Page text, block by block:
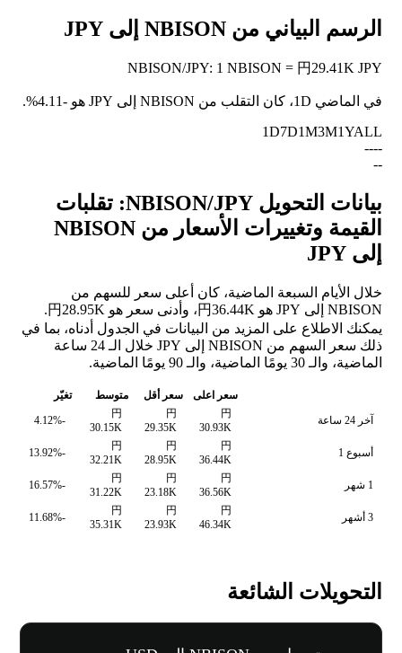
الرسم البياني من NBISON إلى JPY
NBISON/JPY: 1 NBISON = 円29.41K JPY
في الماضي 1D، كان التقلب من NBISON إلى JPY هو -4.11%
.
1D7D1M3M1YALL
--
--
--
بيانات التحويل NBISON/JPY: تقلبات
القيمة وتغييرات الأسعار من NBISON
إلى JPY
خلال الأيام السبعة الماضية، كان أعلى سعر للسهم من
NBISON إلى JPY هو 円36.44K، وأدنى سعر هو 円28.95K.
يمكنك الاطلاع على المزيد من البيانات في الجدول أدناه، بما في
ذلك سعر السهم من NBISON إلى JPY خلال الـ 24 ساعة
الماضية، والـ 30 يومًا الماضية، والـ 90 يومًا الماضية.
سعر اعلى سعر أقل متوسط
تغيّر
آخر 24 ساعة
円
30.93K
円
29.35K
円
30.15K
-4.12%
أسبوع 1
円
36.44K
円
28.95K
円
32.21K
-13.92%
1 شهر
円
36.56K
円
23.18K
円
31.22K
-16.57%
3 أشهر
円
46.34K
円
23.93K
円
35.31K
-11.68%
التحويلات الشائعة